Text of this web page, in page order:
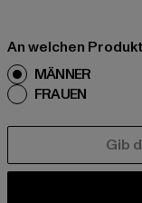
An welchen
MÄNNER
FRAUEN